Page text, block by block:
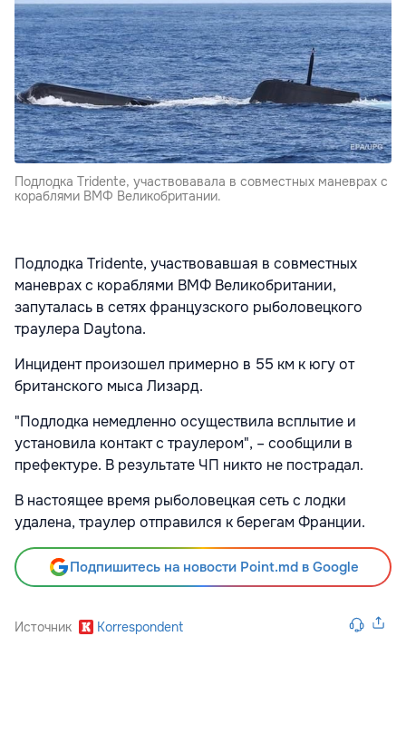
Подлодка Tridente, участвовавала в совместных маневрах с
кораблями ВМФ Великобритании.
Подлодка Tridente, участвовавшая в совместных
маневрах с кораблями ВМФ Великобритании,
запуталась в сетях французского рыболовецкого
траулера Daytona.
Инцидент произошел примерно в 55 км к югу от
британского мыса Лизард.
"Подлодка немедленно осуществила всплытие и
установила контакт с траулером", – сообщили в
префектуре. В результате ЧП никто не пострадал.
В настоящее время рыболовецкая сеть с лодки
удалена, траулер отправился к берегам Франции.
Подпишитесь на новости Point.md в Google
Источник Korrespondent